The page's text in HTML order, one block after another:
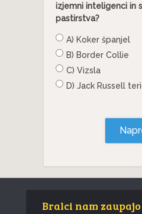
izjemni inteligenci in
pastirstva?
A) Koker španjel
B) Border Collie
C) Vizsla
D) Jack Russell
Bralci nam zaupajo